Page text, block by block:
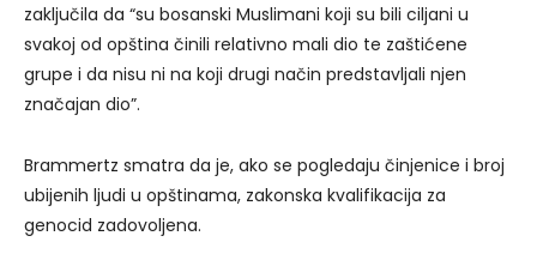
zaključila da “su bosanski Muslimani koji su bili ciljani u
svakoj od opština činili relativno mali dio te zaštićene
grupe i da nisu ni na koji drugi način predstavljali njen
značajan dio”.
Brammertz smatra da je, ako se pogledaju činjenice i broj
ubijenih ljudi u opštinama, zakonska kvalifikacija za
genocid zadovoljena.